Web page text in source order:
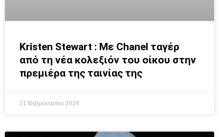
Kristen Stewart : Με Chanel ταγέρ
από τη νέα κολεξιόν του οίκου στην
πρεμιέρα της ταινίας της
21 Φεβρουαρίου 2024